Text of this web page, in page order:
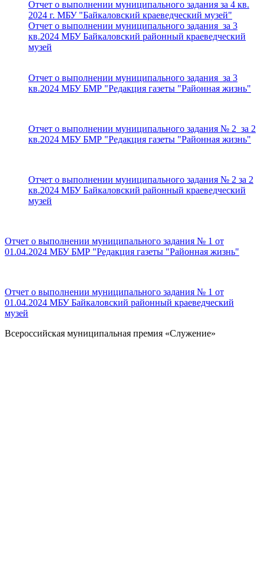
Отчет о выполнении муниципального задания за 4 кв.
2024 г. МБУ "Байкаловский краеведческий музей"
Отчет о выполнении муниципального задания за 3
кв.2024 МБУ Байкаловский районный краеведческий
музей
Отчет о выполнении муниципального задания за 3
кв.2024 МБУ БМР "Редакция газеты "Районная жизнь"
Отчет о выполнении муниципального задания № 2 за 2
кв.2024 МБУ БМР "Редакция газеты "Районная жизнь"
Отчет о выполнении муниципального задания № 2 за 2
кв.2024 МБУ Байкаловский районный краеведческий
музей
Отчет о выполнении муниципального задания № 1 от
01.04.2024 МБУ БМР "Редакция газеты "Районная жизнь"
Отчет о выполнении муниципального задания № 1 от
01.04.2024 МБУ Байкаловский районный краеведческий
музей
Всероссийская муниципальная премия «Служение»